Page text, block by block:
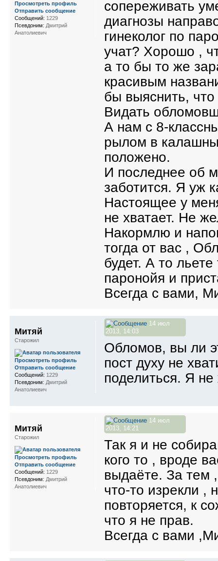
сопереживать
диагнозы
гинеколог по
учат? Хорошо ,
а то бы то же
красивым
бы выяснить,
Видать
А нам с 8-
рылом в
положено.
И последнее об
заботится. Я уж
Настоящее у
не хватает. Не
Накормлю и
тогда от вас ,
будет. А то льете
паронойя и
Всегда с вами,
Просмотреть профиль
Отправить сообщение
Сообщений: 1229
Псевдоним: Дмитрий
Анатолиевич
14 июл
2013, 14:03
Обломов, вы ли
пост духу не
поделиться. Я
Митяй
Старожил
Просмотреть профиль
Отправить сообщение
Сообщений: 1229
Псевдоним: Дмитрий
Анатолиевич
14 июл
2013, 14:21
Так я и не
кого то , вроде
выдаёте. За тем
что-то изрекли ,
повторяется, к
что я не прав.
Всегда с вами
Митяй
Старожил
Просмотреть профиль
Отправить сообщение
Сообщений: 1229
Псевдоним: Дмитрий
Анатолиевич